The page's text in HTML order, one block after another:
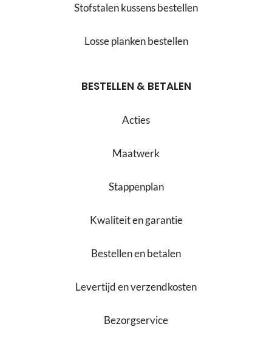
Stofstalen kussens bestellen
Losse planken bestellen
BESTELLEN & BETALEN
Acties
Maatwerk
Stappenplan
Kwaliteit en garantie
Bestellen en betalen
Levertijd en verzendkosten
Bezorgservice